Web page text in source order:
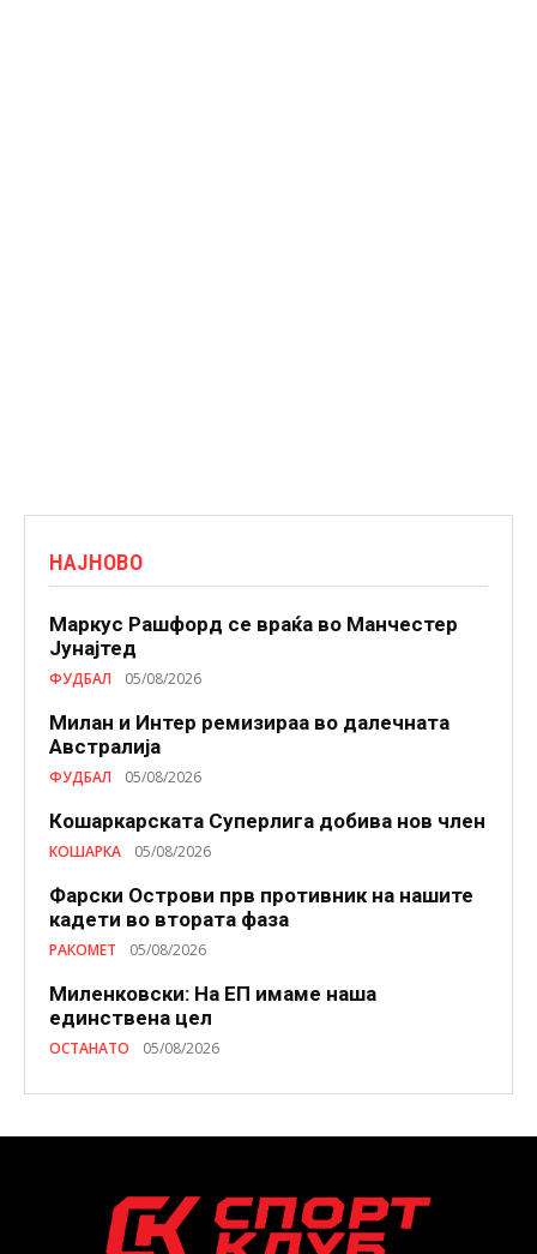
НАЈНОВО
Маркус Рашфорд се враќа во Манчестер
Јунајтед
ФУДБАЛ 05/08/2026
Милан и Интер ремизираа во далечната
Австралија
ФУДБАЛ 05/08/2026
Кошаркарската Суперлига добива нов член
КОШАРКА 05/08/2026
Фарски Острови прв противник на нашите
кадети во втората фаза
РАКОМЕТ 05/08/2026
Миленковски: На ЕП имаме наша
единствена цел
ОСТАНАТО 05/08/2026